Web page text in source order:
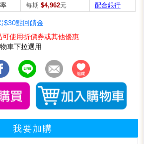
每期 $4,962元 配合銀行
$30點回饋金
使用折價券或其他優惠
車下拉選用
我要加購